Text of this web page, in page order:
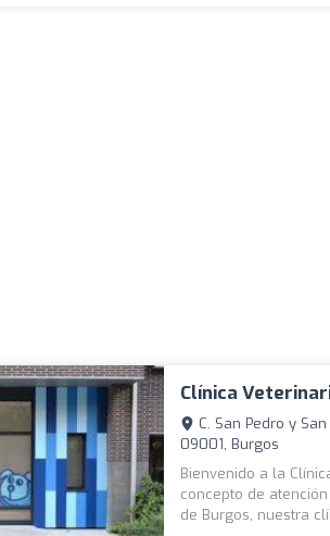
Clínica
C. San Pedro y
09001, Burgos
Bienvenido a la
concepto de
de Burgos, nuestra